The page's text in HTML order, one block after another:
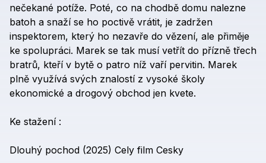
nečekané potíže. Poté, co na chodbě domu nalezne
batoh a snaží se ho poctivě vrátit, je zadržen
inspektorem, který ho nezavře do vězení, ale přiměje
ke spolupráci. Marek se tak musí vetřít do přízně třech
bratrů, kteří v bytě o patro níž vaří pervitin. Marek
plně využívá svých znalostí z vysoké školy
ekonomické a drogový obchod jen kvete.
Ke stažení :
Dlouhý pochod (2025) Cely film Cesky